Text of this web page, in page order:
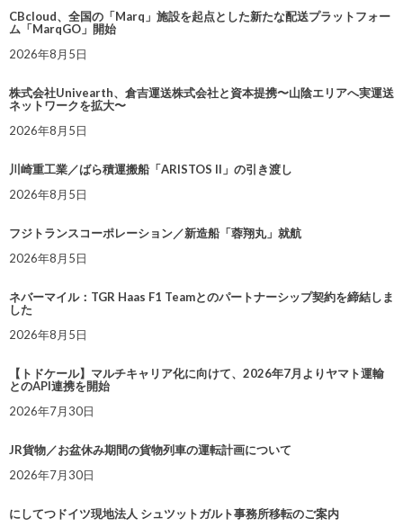
CBcloud、全国の「Marq」施設を起点とした新たな配送プラットフォー
ム「MarqGO」開始
2026年8月5日
株式会社Univearth、倉吉運送株式会社と資本提携〜山陰エリアへ実運送
ネットワークを拡大〜
2026年8月5日
川崎重工業／ばら積運搬船「ARISTOS II」の引き渡し
2026年8月5日
フジトランスコーポレーション／新造船「蓉翔丸」就航
2026年8月5日
ネバーマイル：TGR Haas F1 Teamとのパートナーシップ契約を締結しま
した
2026年8月5日
【トドケール】マルチキャリア化に向けて、2026年7月よりヤマト運輸
とのAPI連携を開始
2026年7月30日
JR貨物／お盆休み期間の貨物列車の運転計画について
2026年7月30日
にしてつドイツ現地法人 シュツットガルト事務所移転のご案内